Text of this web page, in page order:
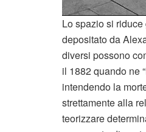
Lo spazio si
depositato da
diversi possono
il 1882 quando ne
intendendo la
strettamente alla
teorizzare